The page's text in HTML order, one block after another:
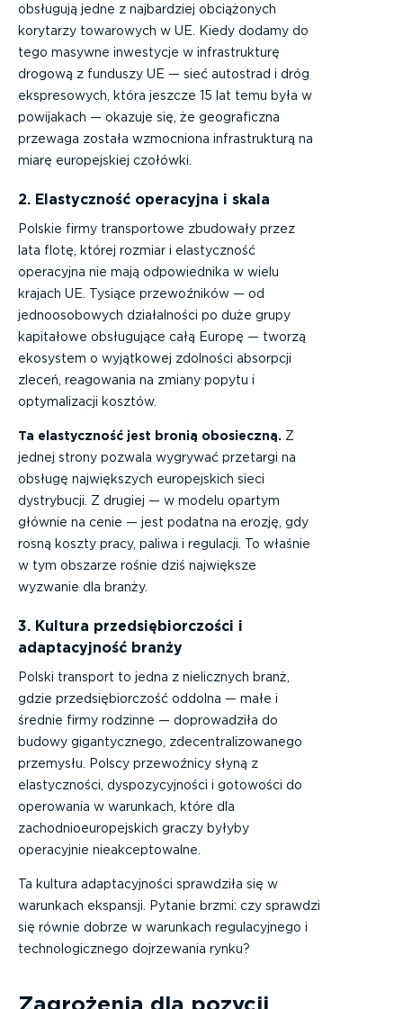
obsługują jedne z najbardziej obciążonych
korytarzy towarowych w UE. Kiedy dodamy do
tego masywne inwestycje w infrastrukturę
drogową z funduszy UE — sieć autostrad i dróg
ekspresowych, która jeszcze 15 lat temu była w
powijakach — okazuje się, że geograficzna
przewaga została wzmocniona infrastrukturą na
miarę europejskiej czołówki.
2. Elastyczność operacyjna i skala
Polskie firmy transportowe zbudowały przez
lata flotę, której rozmiar i elastyczność
operacyjna nie mają odpowiednika w wielu
krajach UE. Tysiące przewoźników — od
jednoosobowych działalności po duże grupy
kapitałowe obsługujące całą Europę — tworzą
ekosystem o wyjątkowej zdolności absorpcji
zleceń, reagowania na zmiany popytu i
optymalizacji kosztów.
Ta elastyczność jest bronią obosieczną. Z
jednej strony pozwala wygrywać przetargi na
obsługę największych europejskich sieci
dystrybucji. Z drugiej — w modelu opartym
głównie na cenie — jest podatna na erozję, gdy
rosną koszty pracy, paliwa i regulacji. To właśnie
w tym obszarze rośnie dziś największe
wyzwanie dla branży.
3. Kultura przedsiębiorczości i
adaptacyjność branży
Polski transport to jedna z nielicznych branż,
gdzie przedsiębiorczość oddolna — małe i
średnie firmy rodzinne — doprowadziła do
budowy gigantycznego, zdecentralizowanego
przemysłu. Polscy przewoźnicy słyną z
elastyczności, dyspozycyjności i gotowości do
operowania w warunkach, które dla
zachodnioeuropejskich graczy byłyby
operacyjnie nieakceptowalne.
Ta kultura adaptacyjności sprawdziła się w
warunkach ekspansji. Pytanie brzmi: czy sprawdzi
się równie dobrze w warunkach regulacyjnego i
technologicznego dojrzewania rynku?